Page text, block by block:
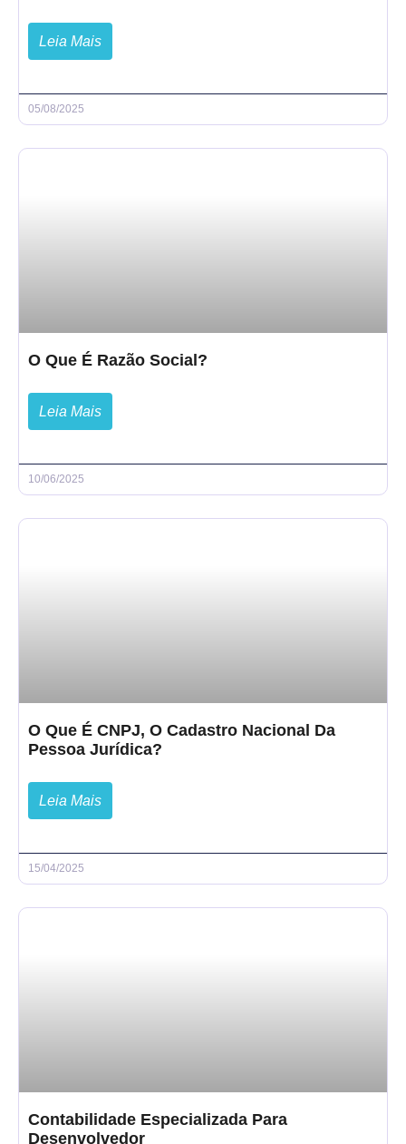
Leia Mais
05/08/2025
O Que É Razão Social?
Leia Mais
10/06/2025
O Que É CNPJ, O Cadastro Nacional Da
Pessoa Jurídica?
Leia Mais
15/04/2025
Contabilidade Especializada Para
Desenvolvedor